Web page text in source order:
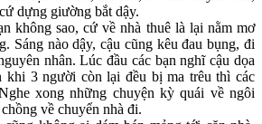
dựng giường bắt dậy.
không sao, cứ về nhà thuê là lại nằm mơ
Sáng nào dậy, cậu cũng kêu đau bụng, đi
nhân. Lúc đầu các bạn nghĩ cậu dọa
khi 3 người còn lại đều bị ma trêu thì các
xong những chuyện kỳ quái về ngôi
về chuyển nhà đi.